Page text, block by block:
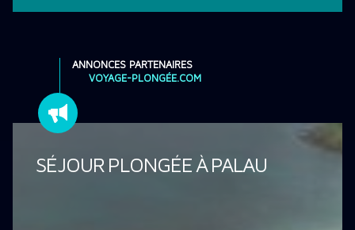
ANNONCES PARTENAIRES
VOYAGE-PLONGÉE.COM
SÉJOUR PLONGÉE À PALAU